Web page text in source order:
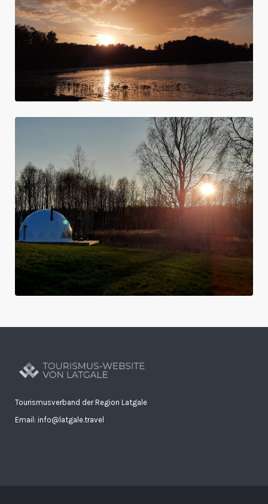
Tourismusverband der Region Latgale
Email: info@latgale.travel